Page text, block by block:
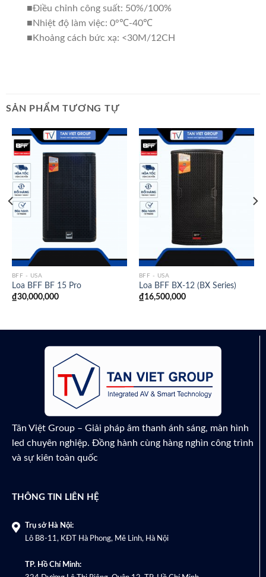
■Điều chỉnh công suất: 50%/100%
■Nhiệt độ làm việc: 0°℃-40℃
■Khoảng cách bức xạ: <30M/12CH
SẢN PHẨM TƯƠNG TỰ
BFF - USA
Loa BFF BF 15 Pro
₫30,000,000
BFF - USA
Loa BFF BX-12 (BX Series)
₫16,500,000
Tân Việt Group – Giải pháp âm thanh ánh sáng, màn hình
led chuyên nghiệp. Đồng hành cùng hàng nghìn công trình
và sự kiên toàn quốc
THÔNG TIN LIÊN HỆ
Trụ sở Hà Nội:
Lô B8-11, KĐT Hà Phong, Mê Linh, Hà Nội
TP. Hồ Chí Minh: